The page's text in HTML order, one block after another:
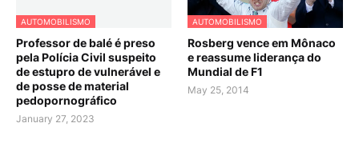
AUTOMOBILISMO
Professor de balé é preso
pela Polícia Civil suspeito
de estupro de vulnerável e
de posse de material
pedopornográfico
January 27, 2023
AUTOMOBILISMO
Rosberg vence em Mônaco
e reassume liderança do
Mundial de F1
May 25, 2014